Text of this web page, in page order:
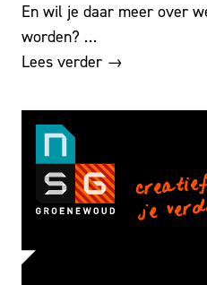
En wil je daar meer over
worden? …
Lees verder →
je